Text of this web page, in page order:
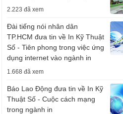
2.223 đã xem
Đài tiếng nói nhân dân
TP.HCM đưa tin về In Kỹ Thuật
Số - Tiên phong trong việc ứng
dụng internet vào ngành in
1.668 đã xem
Báo Lao Động đưa tin về In Kỹ
Thuật Số - Cuộc cách mạng
trong ngành in